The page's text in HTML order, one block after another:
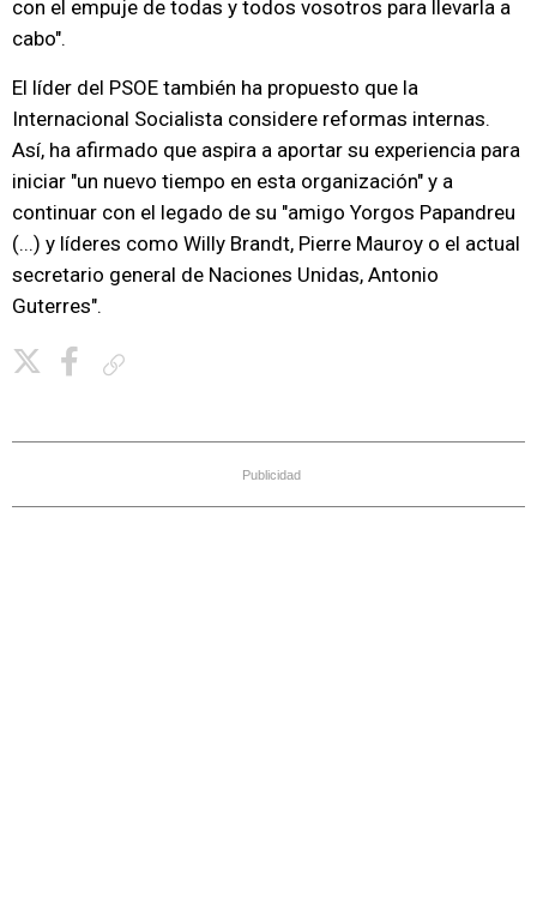
con el empuje de todas y todos vosotros para llevarla a
cabo".
El líder del PSOE también ha propuesto que la
Internacional Socialista considere reformas internas.
Así, ha afirmado que aspira a aportar su experiencia para
iniciar "un nuevo tiempo en esta organización" y a
continuar con el legado de su "amigo Yorgos Papandreu
(...) y líderes como Willy Brandt, Pierre Mauroy o el actual
secretario general de Naciones Unidas, Antonio
Guterres".
Publicidad